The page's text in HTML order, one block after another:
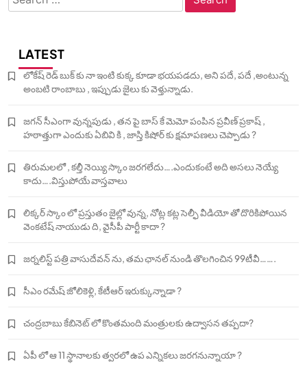
for:
LATEST
లోకేష్ రెడ్ బుక్ కు నా ఇంటి కుక్క కూడా భయపడదు, అని పదే, పదే ,అంటున్న
అంబటి రాంబాబు , ఇప్పుడు జైలు కు వెళ్తున్నాడు.
జగన్ సీఎంగా వున్నపుడు , తన పై బాస్ కే మెమో పంపిన ప్రవీణ్ ప్రకాష్ ,
హఠాత్తుగా ఎందుకు ఏబివి కి , జాస్తి కిషోర్ కు క్షమాపణలు చెప్పాడు ?
తిరుమలలో , కల్తీ నెయ్యి స్కాం జరగలేదు….ఎందుకంటే అది అసలు నెయ్యే
కాదు….విస్తుపోయే వాస్తవాలు
లిక్కర్ స్కాం లో ప్రస్తుతం జైల్లో వున్న, నోట్ల కట్ల సెల్ఫీ వీడియో తో దొరికిపోయిన
వెంకటేష్ నాయుడు ది, వైసీపీ పార్టీ కాదా ?
జర్నలిస్ట్ పత్రి వాసుదేవన్ ను, తమ ఛానల్ నుండి తొలగించిన 99టీవీ…….
సీఎం రమేష్ జోలికెళ్లి, కేటీఆర్ ఇరుక్కున్నాడా ?
చంద్రబాబు కేబినెట్ లో కొంతమంది మంత్రులకు ఉద్వాసన తప్పదా?
ఏపీ లో ఆ 11 స్థానాలకు త్వరలో ఉప ఎన్నికలు జరగనున్నాయా ?